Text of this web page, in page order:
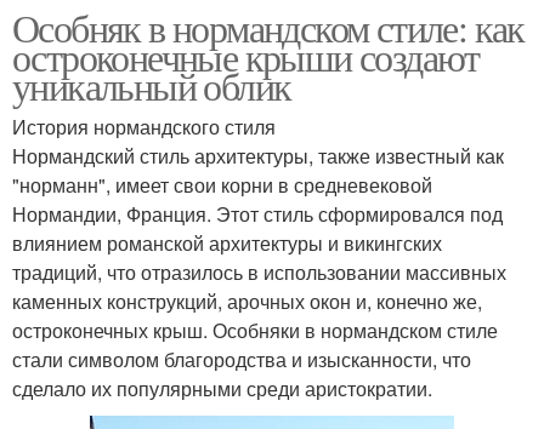
Скандинавский стиль
нормандским стилем
Скандинавский
интерьер
Мебель в интерьере
Кухни в нормандском
стиле
Романский стиль
Стиль в современном
Стиль в интерьер
Особняк в нормандском стиле: как
остроконечные крыши создают
уникальный облик
История нормандского стиля
Нормандский стиль архитектуры, также известный как
"норманн", имеет свои корни в средневековой
Нормандии, Франция. Этот стиль сформировался под
влиянием романской архитектуры и викингских
традиций, что отразилось в использовании массивных
каменных конструкций, арочных окон и, конечно же,
остроконечных крыш. Особняки в нормандском стиле
стали символом благородства и изысканности, что
сделало их популярными среди аристократии.